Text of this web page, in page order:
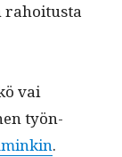
rahoi­tus­ta
vai
työn­
.